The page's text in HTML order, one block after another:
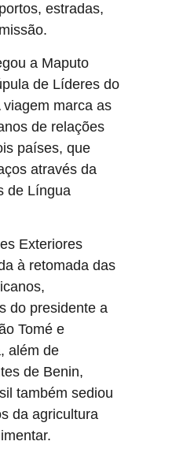
estradas,
a Maputo
de Líderes do
marca as
de relações
países, que
através da
de Língua
Exteriores
à retomada das
do presidente a
Tomé e
além de
de Benin,
também sediou
da agricultura